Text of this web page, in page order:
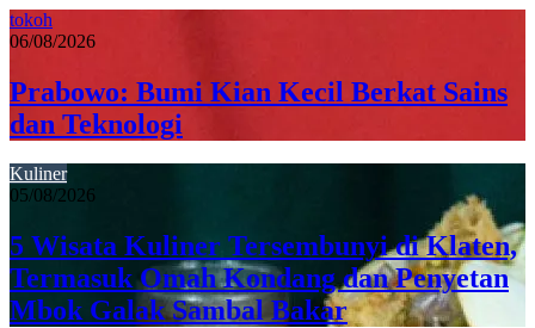
tokoh
06/08/2026
Prabowo: Bumi Kian Kecil Berkat Sains
dan Teknologi
Kuliner
05/08/2026
5 Wisata Kuliner Tersembunyi di Klaten,
Termasuk Omah Kondang dan Penyetan
Mbok Galak Sambal Bakar